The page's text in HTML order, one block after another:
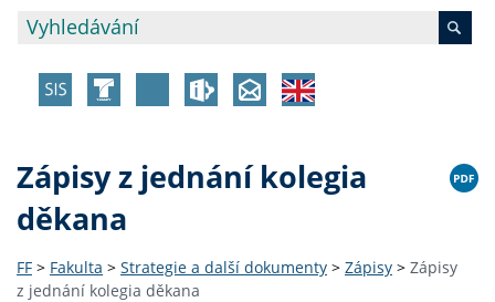
Zápisy z jednání kolegia
děkana
FF > Fakulta > Strategie a další dokumenty > Zápisy > Zápisy
z jednání kolegia děkana